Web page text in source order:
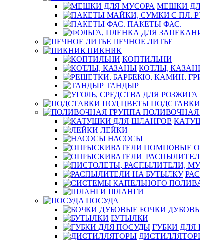
МЕШКИ
ПАКЕТЫ ФАС.
ПЕЧНОЕ ЛИТЬЕ
ПИКНИК
КОПТИЛЬНИ
КОТЛЫ,
ТАНДЫР
ПОЛИВОЧНАЯ
ЛЕЙКИ
НАСОСЫ
ШЛАНГИ
ПОСУДА
БОЧКИ
БУТЫЛКИ
ГУБКИ ДЛЯ